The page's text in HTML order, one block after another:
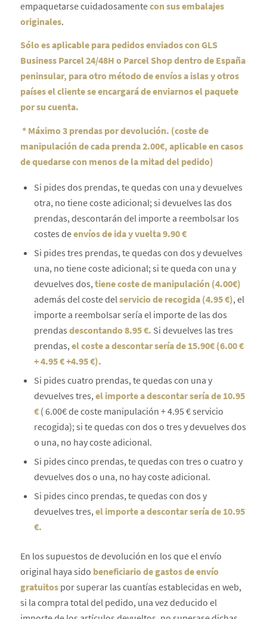
empaquetarse cuidadosamentecon sus embalajes
originales.
Sólo es aplicable para pedidos enviados con GLS
Business Parcel 24/48H o Parcel Shop dentro de España
peninsular, para otro método de envíos a islas y otros
países el cliente se encargará de enviarnos el paquete
por su cuenta.
* Máximo 3 prendas por devolución. (coste de
manipulación de cada prenda 2.00€, aplicable en casos
de quedarse con menos de la mitad del pedido)
Si pides dos prendas, te quedas con una y devuelves
otra, no tiene coste adicional; si devuelves las dos
prendas, descontarán del importe a reembolsar los
costes deenvíos de ida y vuelta 9.90 €
Si pides tres prendas, te quedas con dos y devuelves
una, no tiene coste adicional; si te queda con una y
devuelves dos, tiene coste de manipulación (4.00€)
además del coste del servicio de recogida (4.95 €), el
importe a reembolsar sería el importe de las dos
prendas descontando 8.95 €. Si devuelves las tres
prendas, el coste a descontar sería de 15.90€ (6.00 €
+ 4.95 € +4.95 €).
Si pides cuatro prendas, te quedas con una y
devuelves tres, el importe a descontar sería de 10.95
€( 6.00€ de coste manipulación + 4.95 € servicio
recogida); si te quedas con dos o tres y devuelves dos
o una, no hay coste adicional.
Si pides cinco prendas, te quedas con tres o cuatro y
devuelves dos o una, no hay coste adicional.
Si pides cinco prendas, te quedas con dos y
devuelves tres, el importe a descontar sería de 10.95
€.
En los supuestos de devolución en los que el envío
original haya sido beneficiario de gastos de envío
gratuitospor superar las cuantías establecidas en web,
si la compra total del pedido, una vez deducido el